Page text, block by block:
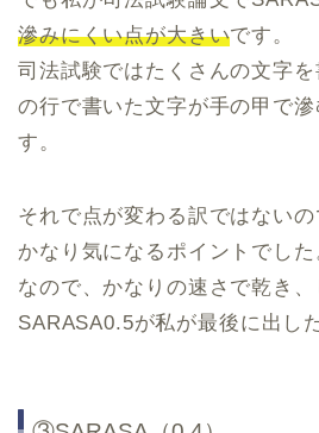
滲みにくい点が大きいです。
司法試験ではたくさんの文字
の行で書いた文字が手の甲で
す。
それで点が変わる訳ではない
かなり気になるポイントでした
なので、かなりの速さで乾き、
SARASA0.5が私が最後に出し